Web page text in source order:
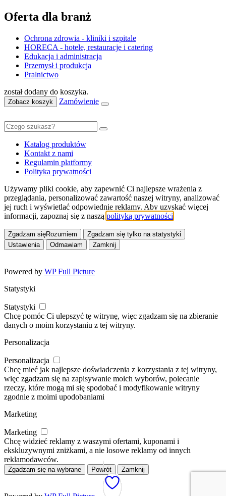
Oferta dla branż
Ochrona zdrowia - kliniki i szpitale
HORECA - hotele, restauracje i catering
Edukacja i administracja
Przemysł i produkcja
Pralnictwo
został dodany do koszyka.
Zobacz koszyk Zamówienie
Katalog produktów
Kontakt z nami
Regulamin platformy
Polityka prywatności
Używamy pliki cookie, aby zapewnić Ci najlepsze wrażenia z
przeglądania, personalizować zawartość naszej witryny, analizować
jej ruch i wyświetlać odpowiednie reklamy. Aby uzyskać więcej
informacji, zapoznaj się z naszą polityką prywatności
Zgadzam sięRozumiem
Zgadzam się tylko na statystyki
Ustawienia
Odmawiam Zamknij
Powered by WP Full Picture
Statystyki
Statystyki
Chcę pomóc Ci ulepszyć tę witrynę, więc zgadzam się na zbieranie
danych o moim korzystaniu z tej witryny.
Personalizacja
Personalizacja
Chcę mieć jak najlepsze doświadczenia z korzystania z tej witryny,
więc zgadzam się na zapisywanie moich wyborów, polecanie
rzeczy, które mogą mi się spodobać i modyfikowanie witryny
zgodnie z moimi upodobaniami
Marketing
Marketing
Chcę widzieć reklamy z waszymi ofertami, kuponami i
ekskluzywnymi zniżkami, a nie losowe reklamy od innych
reklamodawców.
Zgadzam się na wybrane Powrót Zamknij